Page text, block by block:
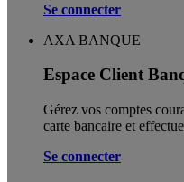
Se connecter
AXA BANQUE
Espace Client
Gérez vos comptes
carte bancaire et
Se connecter